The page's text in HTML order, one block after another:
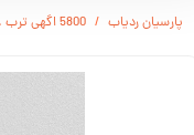
پارسیان ردیاب 5800 اگهی ترب